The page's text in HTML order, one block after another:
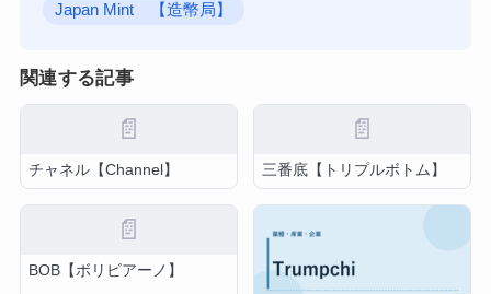
Japan Mint 【造幣局】
関連する記事
📄
チャネル【Channel】
📄
三番底【トリプルボトム】
📄
BOB【ボリビアーノ】